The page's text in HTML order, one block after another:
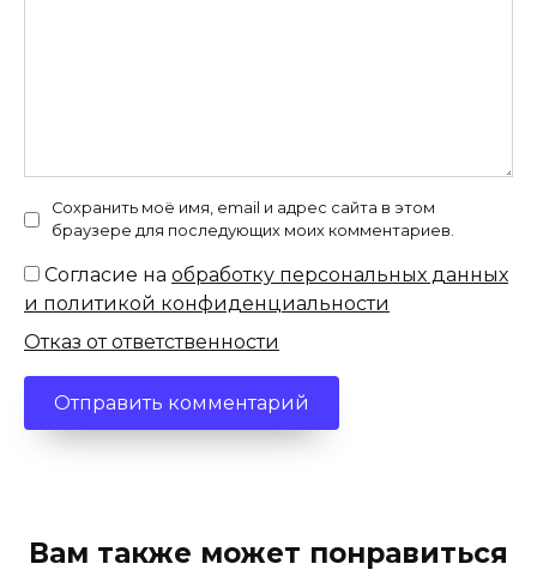
Сохранить моё имя, email и адрес сайта в этом
браузере для последующих моих комментариев.
Согласие на обработку персональных данных
и политикой конфиденциальности
Отказ от ответственности
Вам также может понравиться